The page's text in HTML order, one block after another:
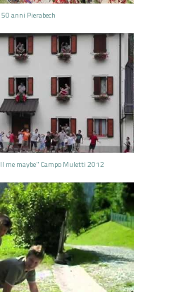
50 anni Pierabech
me maybe" Campo Muletti 2012